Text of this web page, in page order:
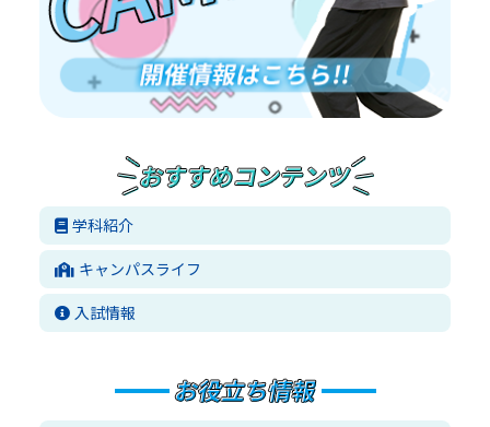
学科紹介
キャンパスライフ
入試情報